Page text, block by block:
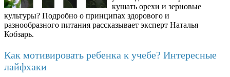
кушать орехи и зерновые
культуры? Подробно о принципах здорового и
разнообразного питания рассказывает эксперт Наталья
Кобзарь.
Как мотивировать ребенка к учебе? Интересные
лайфхаки